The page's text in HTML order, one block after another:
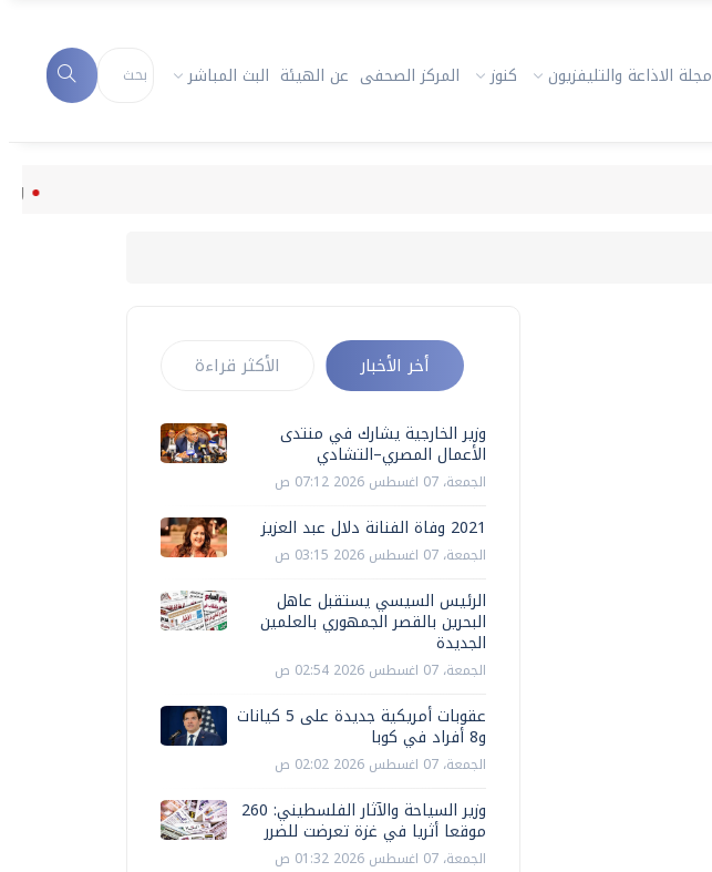
مجلة الاذاعة والتليفزيون كنوز المركز الصحفى عن الهيئة البث المباشر
أخر الأخبار الأكثر قراءة
وزير الخارجية يشارك في منتدى
الأعمال المصري–التشادي
الجمعة، 07 اغسطس 2026 07:12 ص
2021 وفاة الفنانة دلال عبد العزيز
الجمعة، 07 اغسطس 2026 03:15 ص
الرئيس السيسي يستقبل عاهل
البحرين بالقصر الجمهوري بالعلمين
الجديدة
الجمعة، 07 اغسطس 2026 02:54 ص
عقوبات أمريكية جديدة على 5 كيانات
و8 أفراد في كوبا
الجمعة، 07 اغسطس 2026 02:02 ص
وزير السياحة والآثار الفلسطيني: 260
موقعا أثريا في غزة تعرضت للضرر
الجمعة، 07 اغسطس 2026 01:32 ص